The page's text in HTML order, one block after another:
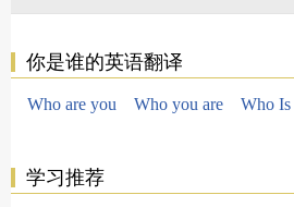
你是谁的英语翻译
Who are you Who you are Who
学习推荐